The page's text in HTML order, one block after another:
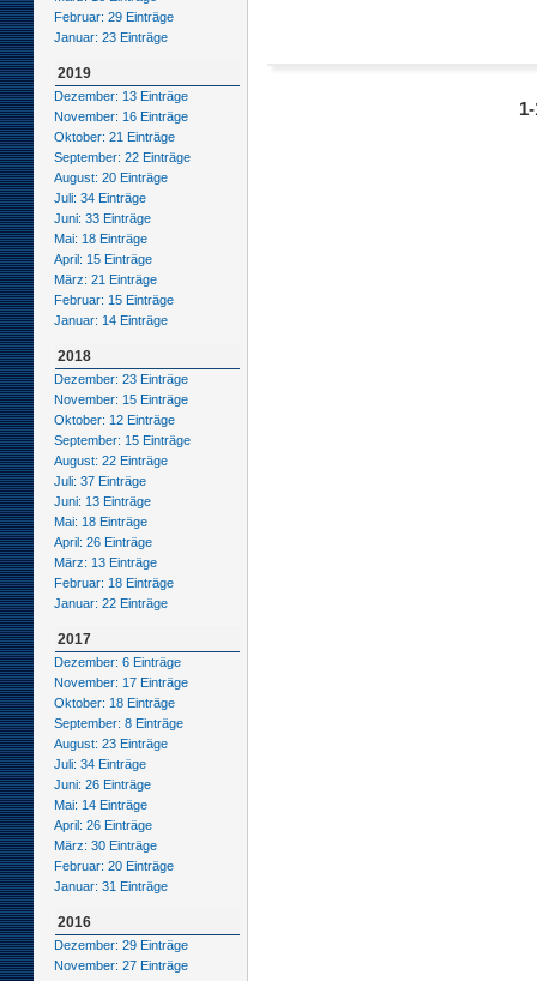
Februar: 29 Einträge
Januar: 23 Einträge
2019
Dezember: 13 Einträge
November: 16 Einträge
Oktober: 21 Einträge
September: 22 Einträge
August: 20 Einträge
Juli: 34 Einträge
Juni: 33 Einträge
Mai: 18 Einträge
April: 15 Einträge
März: 21 Einträge
Februar: 15 Einträge
Januar: 14 Einträge
2018
Dezember: 23 Einträge
November: 15 Einträge
Oktober: 12 Einträge
September: 15 Einträge
August: 22 Einträge
Juli: 37 Einträge
Juni: 13 Einträge
Mai: 18 Einträge
April: 26 Einträge
März: 13 Einträge
Februar: 18 Einträge
Januar: 22 Einträge
2017
Dezember: 6 Einträge
November: 17 Einträge
Oktober: 18 Einträge
September: 8 Einträge
August: 23 Einträge
Juli: 34 Einträge
Juni: 26 Einträge
Mai: 14 Einträge
April: 26 Einträge
März: 30 Einträge
Februar: 20 Einträge
Januar: 31 Einträge
2016
Dezember: 29 Einträge
November: 27 Einträge